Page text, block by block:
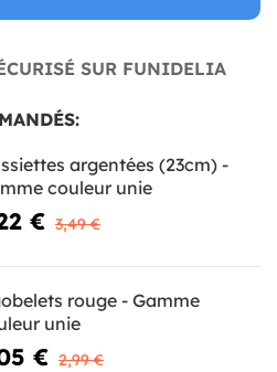
SUR FUNIDELIA
argentées (23cm) -
couleur unie
€ 3,49 €
rouge - Gamme
unie
€ 2,99 €